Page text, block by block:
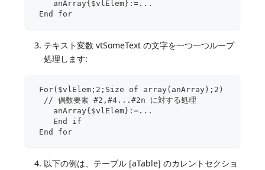
    anArray{$vlElem}:=...
End for
テキスト変数 vtSomeText の文字を一つ一つループ
処理します:
For($vlElem;2;Size of array(anArray);2)
  // 偶数要素 #2,#4...#2n に対する処理
    anArray{$vlElem}:=...
    End if
End for
以下の例は、テーブル [aTable] のカレントセクショ